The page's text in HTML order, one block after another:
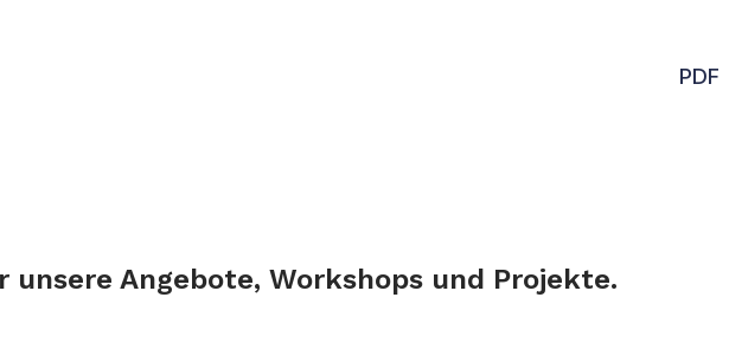
PDF
Angebote, Workshops und Projekte.